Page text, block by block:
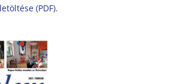
(PDF).